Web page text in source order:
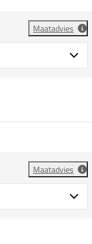
Maatadvies
Maatadvies